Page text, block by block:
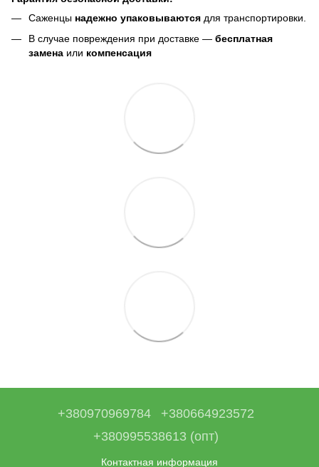
Саженцы надежно упаковываются для транспортировки.
В случае повреждения при доставке — бесплатная
замена или компенсация
+380970969784
+380664923572
+380995538613 (опт)
Контактная информация